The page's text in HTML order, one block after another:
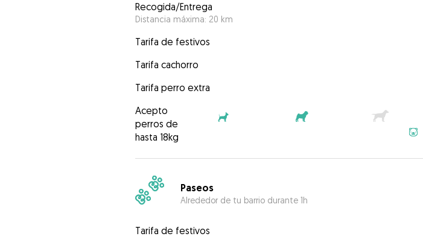
Recogida/Entrega
Distancia máxima: 20 km
Tarifa de festivos
Tarifa cachorro
Tarifa perro extra
Acepto
perros de
hasta 18kg
Paseos
Alrededor de tu barrio durante 1h
Tarifa de festivos